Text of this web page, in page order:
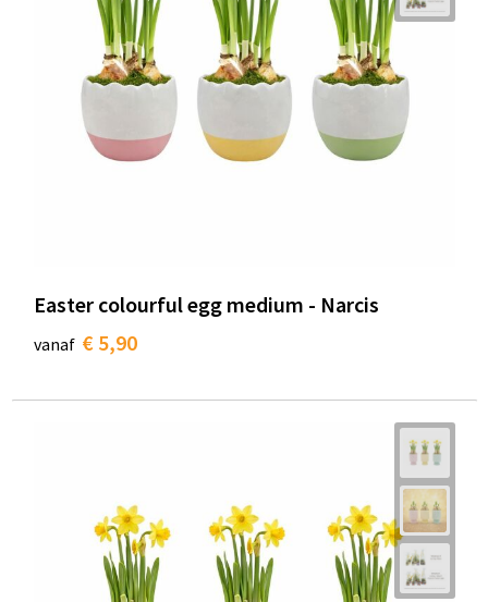
Easter colourful egg medium - Narcis
vanaf € 5,90